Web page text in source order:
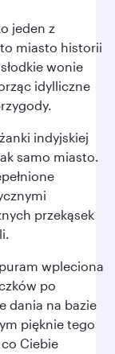
jeden z
miasto historii
wonie
idylliczne
indyjskiej
samo miasto.
przekąsek
wpleciona
po
dania na bazie
pięknie tego
Ciebie